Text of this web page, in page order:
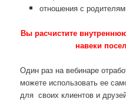
отношения с
Вы расчистите
навеки
Один раз на вебинаре
можете использовать ее
для своих клиентов и